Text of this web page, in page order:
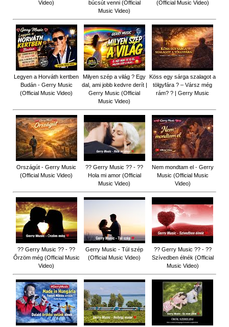
Video)
búcsút venni (Official
Music Video)
(Official Music Video)
Legyen a Horváth kertben
Budán - Gerry Music
(Official Music Video)
Milyen szép a világ ? Egy
dal, ami jobb kedvre derít |
Gerry Music (Official
Music Video)
Köss egy sárga szalagot a
tölgyfára ?️ – Vársz még
rám? ? | Gerry Music
Országút - Gerry Music
(Official Music Video)
?? Gerry Music ?? - ??
Hola mi amor (Official
Music Video)
Nem mondtam el - Gerry
Music (Official Music
Video)
?? Gerry Music ?? - ??
Őrzöm még (Official Music
Video)
Gerry Music - Túl szép
(Official Music Video)
?? Gerry Music ?? - ??
Szívedben élnék (Official
Music Video)